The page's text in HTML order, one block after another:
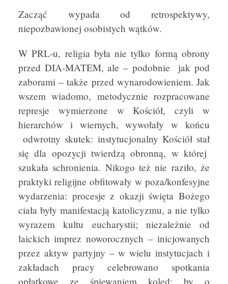
Zacząć wypada od retrospektywy,
niepozbawionej osobistych wątków.
W PRL-u, religia była nie tylko formą obrony
przed DIA-MATEM, ale – podobnie jak pod
zaborami – także przed wynarodowieniem. Jak
wszem wiadomo, metodycznie rozpracowane
represje wymierzone w Kościół, czyli w
hierarchów i wiernych, wywołały w końcu
odwrotny skutek: instytucjonalny Kościół stał
się dla opozycji twierdzą obronną, w której
szukała schronienia. Nikogo też nie raziło, że
praktyki religijne obfitowały w poza/konfesyjne
wydarzenia: procesje z okazji święta Bożego
ciała były manifestacją katolicyzmu, a nie tylko
wyrazem kultu eucharystii; niezależnie od
laickich imprez noworocznych – inicjowanych
przez aktyw partyjny – w wielu instytucjach i
zakładach pracy celebrowano spotkania
opłatkowe ze śpiewaniem kolęd; by o